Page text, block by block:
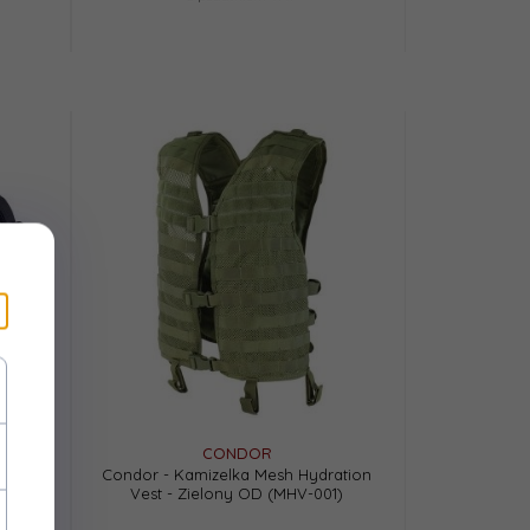
-
CONDOR
Condor - Kamizelka Mesh Hydration
Vest - Zielony OD (MHV-001)